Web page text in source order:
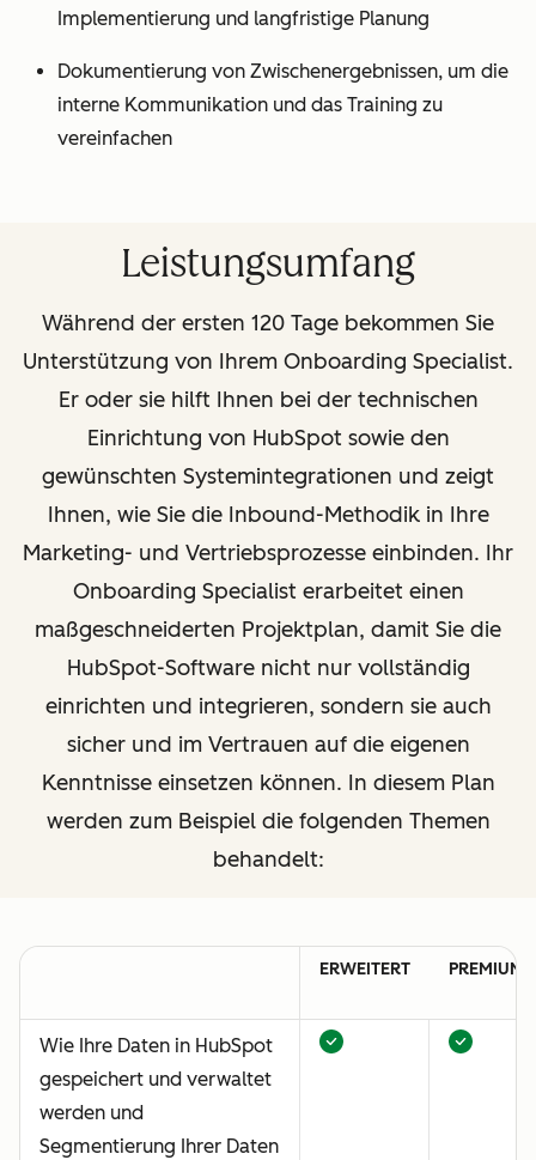
Implementierung und langfristige Planung
Dokumentierung von Zwischenergebnissen, um die
interne Kommunikation und das Training zu
vereinfachen
Leistungsumfang
Während der ersten 120 Tage bekommen Sie
Unterstützung von Ihrem Onboarding Specialist.
Er oder sie hilft Ihnen bei der technischen
Einrichtung von HubSpot sowie den
gewünschten Systemintegrationen und zeigt
Ihnen, wie Sie die Inbound-Methodik in Ihre
Marketing- und Vertriebsprozesse einbinden. Ihr
Onboarding Specialist erarbeitet einen
maßgeschneiderten Projektplan, damit Sie die
HubSpot-Software nicht nur vollständig
einrichten und integrieren, sondern sie auch
sicher und im Vertrauen auf die eigenen
Kenntnisse einsetzen können. In diesem Plan
werden zum Beispiel die folgenden Themen
behandelt:
ERWEITERT PREMIUM
Wie Ihre Daten in HubSpot
gespeichert und verwaltet
werden und
Segmentierung Ihrer Daten